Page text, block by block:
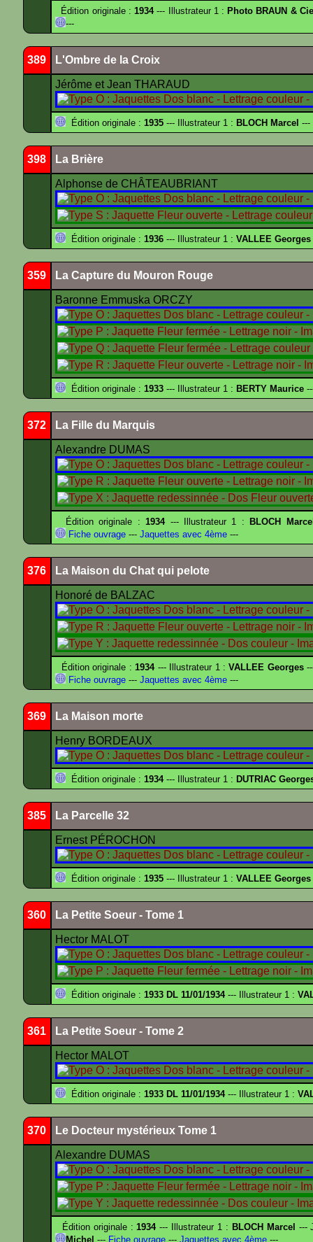
Édition originale :1934--- Illustrateur 1 : Photo BRAUN &
---
389 L'Ombre de la Croix
Jérôme et Jean THARAUD
Édition originale : 1935 --- Illustrateur 1 : BLOCH Marcel ---
398 La Brière
Alphonse de CHÂTEAUBRIANT
Édition originale : 1936 --- Illustrateur 1 : VALLEE Georges
359 La Capture du Mouron Rouge
Baronne Emmuska ORCZY
Édition originale : 1933 --- Illustrateur 1 : BERTY Maurice
372 La Fille du Marquis
Alexandre DUMAS
Édition originale :1934--- Illustrateur 1 :
BLOCH
Fiche ouvrage --- Jaquettes avec 4ème ---
376 La Maison du Chat qui pelote
Honoré de BALZAC
Édition originale :1934--- Illustrateur 1 :VALLEE Georges
Fiche ouvrage --- Jaquettes avec 4ème ---
369 La Maison morte
Henry BORDEAUX
Édition originale : 1934--- Illustrateur 1 : DUTRIAC
385 La Parcelle 32
Ernest PÉROCHON
Édition originale : 1935 --- Illustrateur 1 : VALLEE Georges
360 La Petite Soeur - Tome 1
Hector MALOT
Édition originale : 1933 DL 11/01/1934--- Illustrateur 1 :
361 La Petite Soeur - Tome 2
Hector MALOT
Édition originale : 1933 DL 11/01/1934--- Illustrateur 1 :
370 Le Docteur mystérieux Tome 1
Alexandre DUMAS
Édition originale :1934--- Illustrateur 1 : BLOCH Marcel ---
Michel --- Fiche ouvrage --- Jaquettes avec 4ème ---